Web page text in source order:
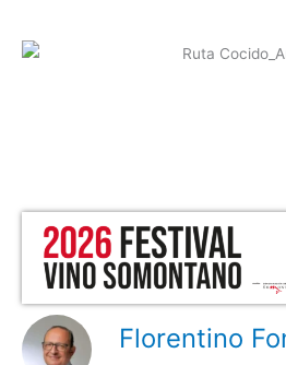
Florentino